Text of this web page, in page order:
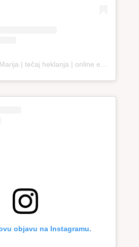
Objavu dijeli Ana-Marija | tečaj heklanja | online edukacija (@loopco.bags.academy)
objavu na Instagramu.